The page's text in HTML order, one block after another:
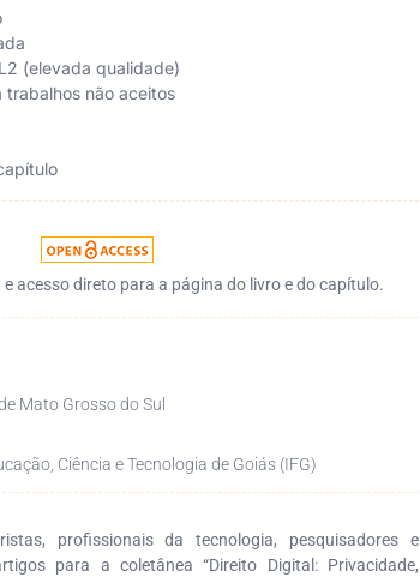
(elevada qualidade)
trabalhos não aceitos
acesso direto para a página do livro e do capítulo.
Mato Grosso do Sul
Ciência e Tecnologia de Goiás (IFG)
profissionais da tecnologia, pesquisadores e
para a coletânea “Direito Digital: Privacidade,